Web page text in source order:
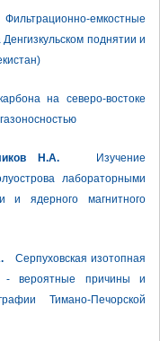
Фильтрационно-емкостные
поднятии и
на северо-востоке
Н.А. Изучение
лабораторными
и ядерного магнитного
Серпуховская изотопная
- вероятные причины и
Тимано-Печорской